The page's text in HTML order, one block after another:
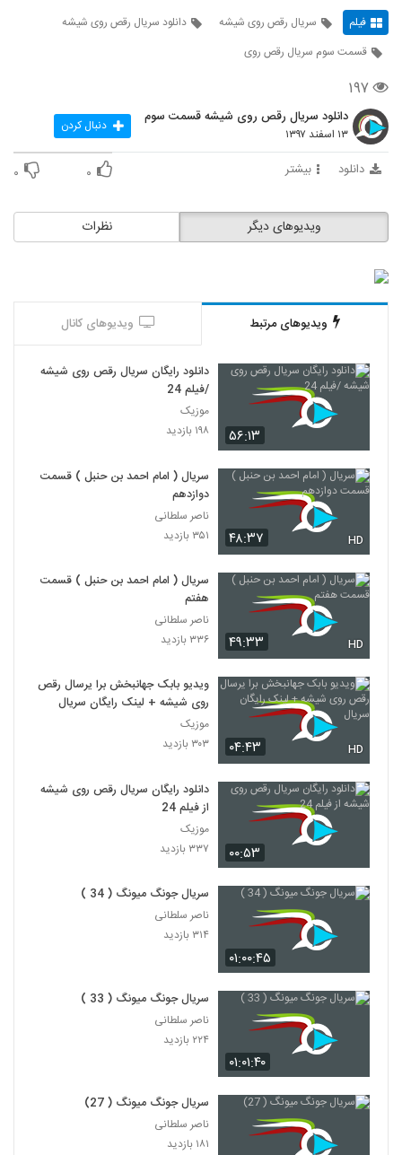
فیلم سریال رقص روی شیشه
دانلود سریال رقص روی شیشه
قسمت سوم سریال رقص روی
۱۹۷
دانلود سریال رقص روی شیشه قسمت سوم
۱۳ اسفند ۱۳۹۷ دنبال کردن
دانلود بیشتر ۰ ۰
نظرات ویدیوهای دیگر
ویدیوهای مرتبط ویدیوهای کانال
۵۶:۱۳
دانلود رایگان سریال رقص روی شیشه
/فیلم 24
موزیک
۱۹۸ بازدید
۴۸:۳۷ HD
سریال ( امام احمد بن حنبل ) قسمت
دوازدهم
ناصر سلطانی
۳۵۱ بازدید
۴۹:۳۳ HD
سریال ( امام احمد بن حنبل ) قسمت
هفتم
ناصر سلطانی
۳۳۶ بازدید
۰۴:۴۳ HD
ویدیو بابک جهانبخش برا یرسال رقص
روی شیشه + لینک رایگان سریال
موزیک
۳۰۳ بازدید
۰۰:۵۳
دانلود رایگان سریال رقص روی شیشه
از فیلم 24
موزیک
۳۳۷ بازدید
۰۱:۰۰:۴۵
سریال جونگ میونگ ( 34 )
ناصر سلطانی
۳۱۴ بازدید
۰۱:۰۱:۴۰
سریال جونگ میونگ ( 33 )
ناصر سلطانی
۲۲۴ بازدید
سریال جونگ میونگ ( 27)
ناصر سلطانی
۱۸۱ بازدید